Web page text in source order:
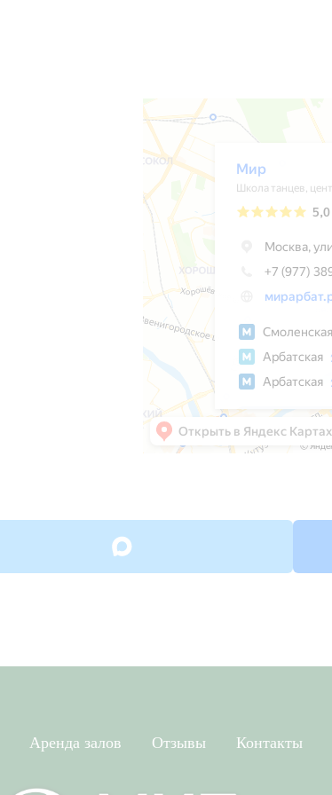
Аренда залов Отзывы Контакты